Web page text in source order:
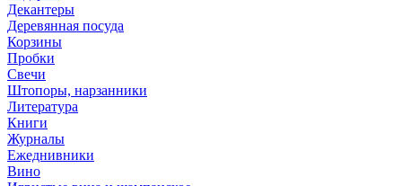
Декантеры
Деревянная посуда
Корзины
Пробки
Свечи
Штопоры, нарзанники
Литература
Книги
Журналы
Ежеднивники
Вино